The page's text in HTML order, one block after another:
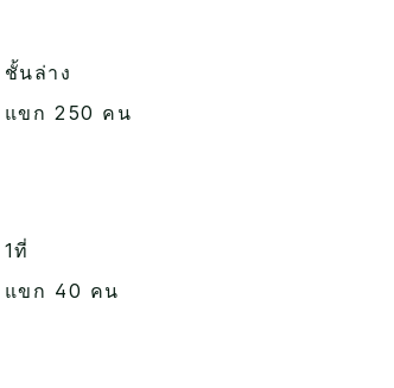
ชั้นล่าง
แขก 250 คน
1ที่
แขก 40 คน